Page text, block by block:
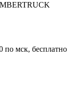
по мск, бесплатно